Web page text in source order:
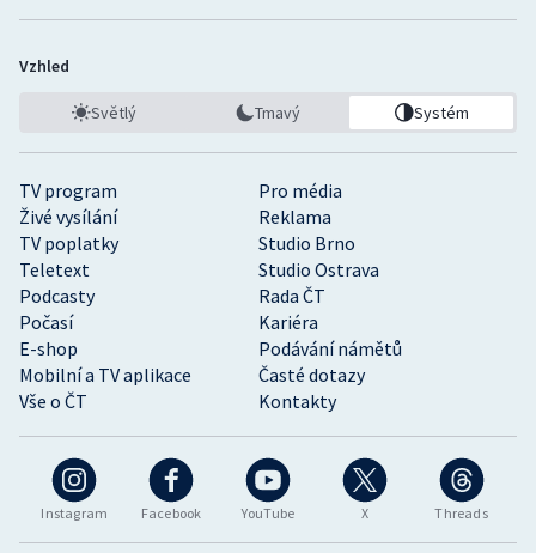
Instagram Facebook YouTube X Threads
TV program
Pro média
Živé vysílání
Reklama
TV poplatky
Studio Brno
Teletext
Studio Ostrava
Podcasty
Rada ČT
Počasí
Kariéra
E-shop
Podávání námětů
Mobilní a TV aplikace
Časté dotazy
Vše o ČT
Kontakty
Vzhled
Světlý Tmavý Systém